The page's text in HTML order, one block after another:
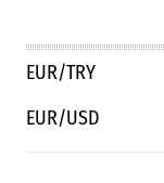
EUR/TRY
EUR/USD